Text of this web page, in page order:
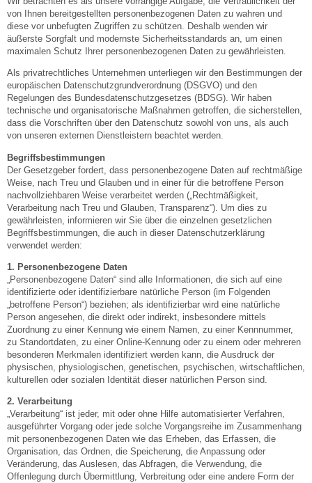
von Ihnen bereitgestellten personenbezogenen Daten zu wahren und
diese vor unbefugten Zugriffen zu schützen. Deshalb wenden wir
äußerste Sorgfalt und modernste Sicherheitsstandards an, um einen
maximalen Schutz Ihrer personenbezogenen Daten zu gewährleisten.
Als privatrechtliches Unternehmen unterliegen wir den Bestimmungen der
europäischen Datenschutzgrundverordnung (DSGVO) und den
Regelungen des Bundesdatenschutzgesetzes (BDSG). Wir haben
technische und organisatorische Maßnahmen getroffen, die sicherstellen,
dass die Vorschriften über den Datenschutz sowohl von uns, als auch
von unseren externen Dienstleistern beachtet werden.
Begriffsbestimmungen
Der Gesetzgeber fordert, dass personenbezogene Daten auf rechtmäßige
Weise, nach Treu und Glauben und in einer für die betroffene Person
nachvollziehbaren Weise verarbeitet werden („Rechtmäßigkeit,
Verarbeitung nach Treu und Glauben, Transparenz“). Um dies zu
gewährleisten, informieren wir Sie über die einzelnen gesetzlichen
Begriffsbestimmungen, die auch in dieser Datenschutzerklärung
verwendet werden:
1. Personenbezogene Daten
„Personenbezogene Daten“ sind alle Informationen, die sich auf eine
identifizierte oder identifizierbare natürliche Person (im Folgenden
„betroffene Person“) beziehen; als identifizierbar wird eine natürliche
Person angesehen, die direkt oder indirekt, insbesondere mittels
Zuordnung zu einer Kennung wie einem Namen, zu einer Kennnummer,
zu Standortdaten, zu einer Online-Kennung oder zu einem oder mehreren
besonderen Merkmalen identifiziert werden kann, die Ausdruck der
physischen, physiologischen, genetischen, psychischen, wirtschaftlichen,
kulturellen oder sozialen Identität dieser natürlichen Person sind.
2. Verarbeitung
„Verarbeitung“ ist jeder, mit oder ohne Hilfe automatisierter Verfahren,
ausgeführter Vorgang oder jede solche Vorgangsreihe im Zusammenhang
mit personenbezogenen Daten wie das Erheben, das Erfassen, die
Organisation, das Ordnen, die Speicherung, die Anpassung oder
Veränderung, das Auslesen, das Abfragen, die Verwendung, die
Offenlegung durch Übermittlung, Verbreitung oder eine andere Form der